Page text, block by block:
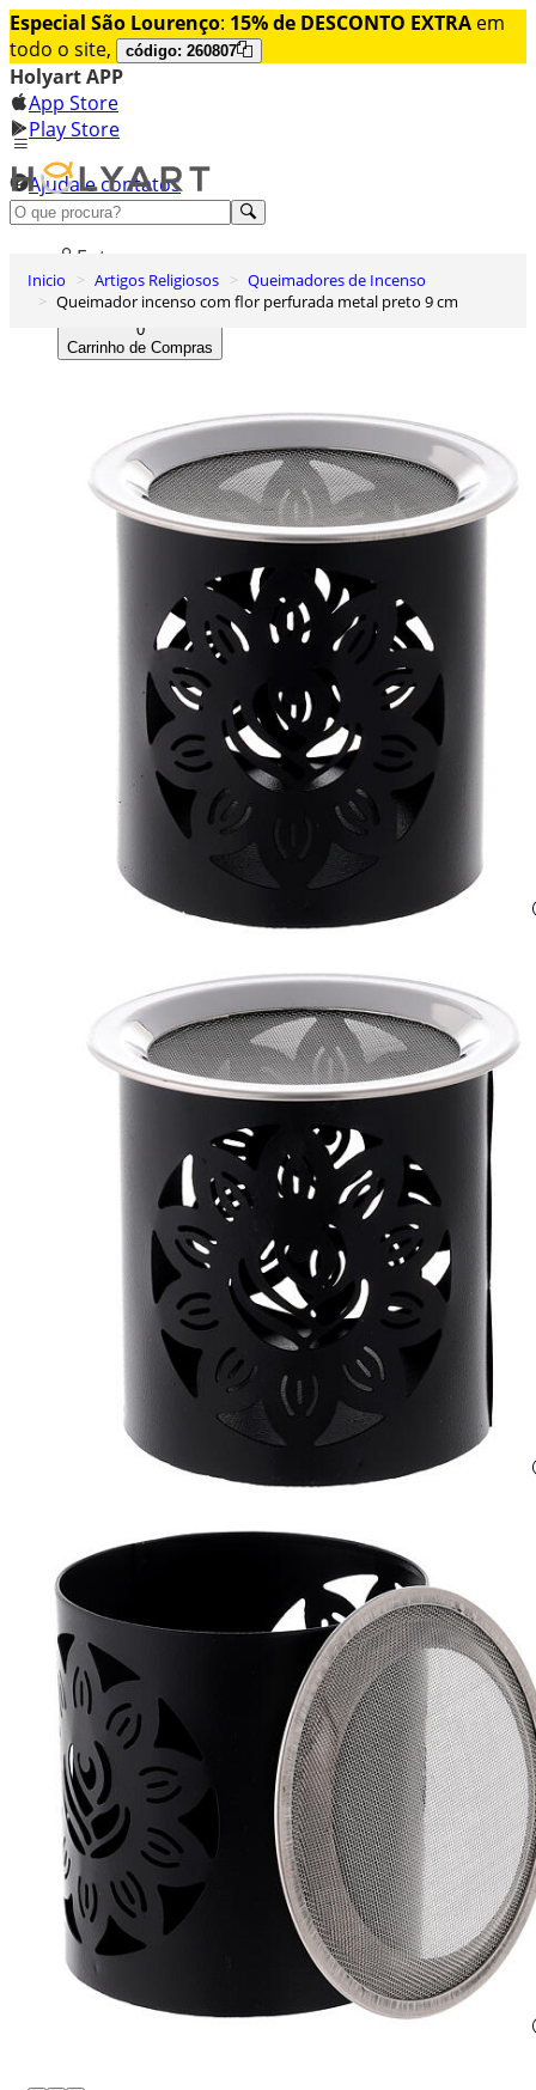
Especial São Lourenço: 15% de DESCONTO EXTRA em
todo o site,
código: 260807
Holyart APP
App Store
Play Store
Ajuda e contatos
Conheça premium
Entrar
Lista de Desejos
0
Carrinho de Compras
Inicio Artigos Religiosos
Queimadores de Incenso
Queimador incenso com flor perfurada metal preto 9 cm